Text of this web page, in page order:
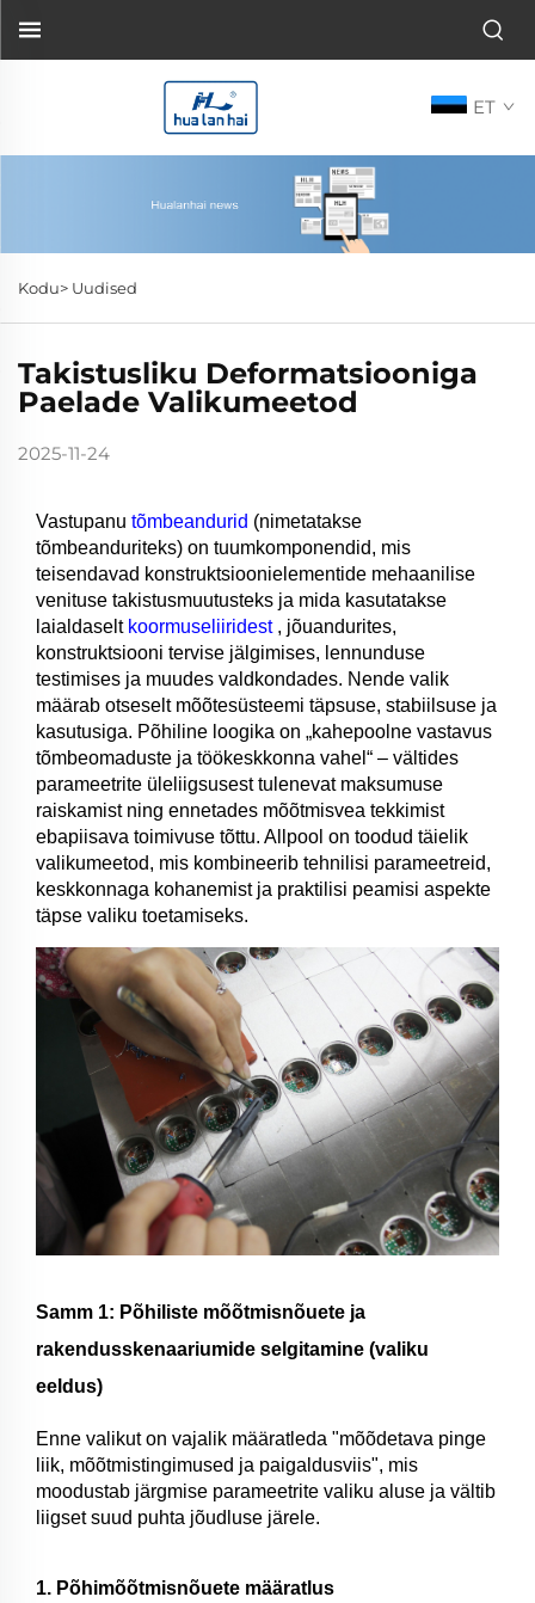
ET
Kodu> Uudised
Takistusliku Deformatsiooniga
Paelade Valikumeetod
2025-11-24
Vastupanu tõmbeandurid (nimetatakse
tõmbeanduriteks) on tuumkomponendid, mis
teisendavad konstruktsioonielementide mehaanilise
venituse takistusmuutusteks ja mida kasutatakse
laialdaselt koormuseliiridest , jõuandurites,
konstruktsiooni tervise jälgimises, lennunduse
testimises ja muudes valdkondades. Nende valik
määrab otseselt mõõtesüsteemi täpsuse, stabiilsuse ja
kasutusiga. Põhiline loogika on „kahepoolne vastavus
tõmbeomaduste ja töökeskkonna vahel“ – vältides
parameetrite üleliigsusest tulenevat maksumuse
raiskamist ning ennetades mõõtmisvea tekkimist
ebapiisava toimivuse tõttu. Allpool on toodud täielik
valikumeetod, mis kombineerib tehnilisi parameetreid,
keskkonnaga kohanemist ja praktilisi peamisi aspekte
täpse valiku toetamiseks.
Samm 1: Põhiliste mõõtmisnõuete ja
rakendusskenaariumide selgitamine (valiku
eeldus)
Enne valikut on vajalik määratleda "mõõdetava pinge
liik, mõõtmistingimused ja paigaldusviis", mis
moodustab järgmise parameetrite valiku aluse ja vältib
liigset suud puhta jõudluse järele.
1. Põhimõõtmisnõuete määratlus